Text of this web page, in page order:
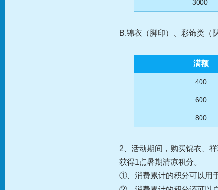
3000
B.锦衣（脚印）、彩饰类（
满额
400
600
800
2、活动期间，购买锦衣、
获得1点暑期清凉积分。
①、消费累计的积分可以用